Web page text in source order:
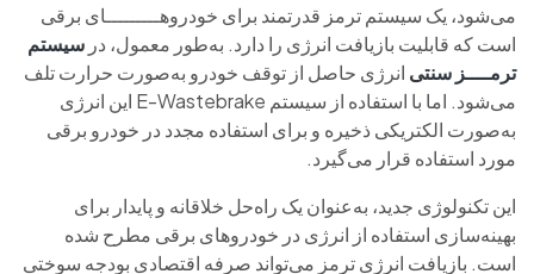
می‌شود، یک سیستم ترمز قدرتمند برای خودروهـــــــــای برقی
است که قابلیت بازیافت انرژی را دارد. به‌طور معمول، در سیستم‌
ترمــــز سنتی انرژی حاصل از توقف خودرو به‌صورت حرارت تلف
می‌شود. اما با استفاده از سیستم E-Wastebrake این انرژی
به‌صورت الکتریکی ذخیره و برای استفاده مجدد در خودرو برقی
مورد استفاده قرار می‌گیرد.
این تکنولوژی جدید، به‌عنوان یک راه‌حل خلاقانه و پایدار برای
بهینه‌سازی استفاده از انرژی در خودروهای برقی مطرح شده
است. بازیافت انرژی ترمز می‌تواند صرفه اقتصادی بودجه سوختی